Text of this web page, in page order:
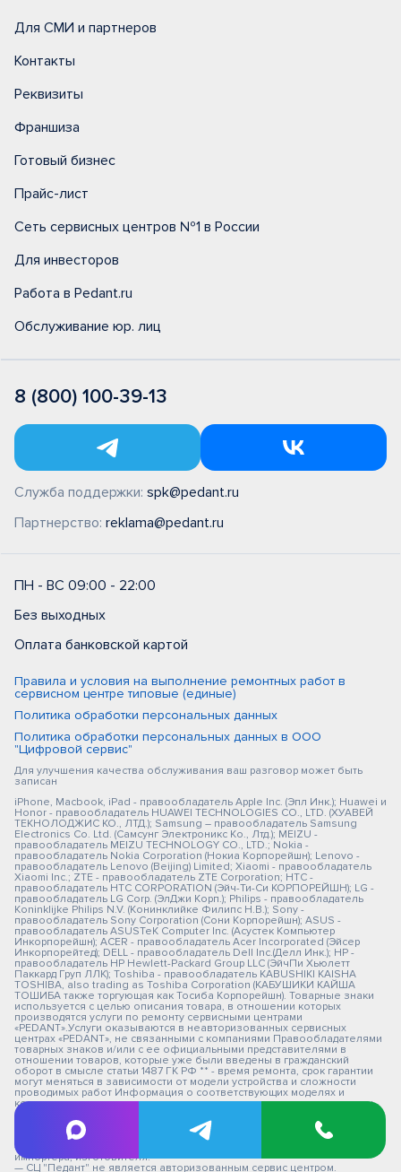
Для СМИ и партнеров
Контакты
Реквизиты
Франшиза
Готовый бизнес
Прайс-лист
Сеть сервисных центров №1 в России
Для инвесторов
Работа в Pedant.ru
Обслуживание юр. лиц
8 (800) 100-39-13
Служба поддержки: spk@pedant.ru
Партнерство: reklama@pedant.ru
ПН - ВС 09:00 - 22:00
Без выходных
Оплата банковской картой
Правила и условия на выполнение ремонтных работ в
сервисном центре типовые (единые)
Политика обработки персональных данных
Политика обработки персональных данных в ООО
"Цифровой сервис"
Для улучшения качества обслуживания ваш разговор может быть
записан
iPhone, Macbook, iPad - правообладатель Apple Inc. (Эпл Инк.); Huawei и
Honor - правообладатель HUAWEI TECHNOLOGIES CO., LTD. (ХУАВЕЙ
ТЕКНОЛОДЖИС КО., ЛТД.); Samsung – правообладатель Samsung
Electronics Co. Ltd. (Самсунг Электроникс Ко., Лтд.); MEIZU -
правообладатель MEIZU TECHNOLOGY CO., LTD.; Nokia -
правообладатель Nokia Corporation (Нокиа Корпорейшн); Lenovo -
правообладатель Lenovo (Beijing) Limited; Xiaomi - правообладатель
Xiaomi Inc.; ZTE - правообладатель ZTE Corporation; HTC -
правообладатель HTC CORPORATION (Эйч-Ти-Си КОРПОРЕЙШН); LG -
правообладатель LG Corp. (ЭлДжи Корп.); Philips - правообладатель
Koninklijke Philips N.V. (Конинклийке Филипс Н.В.); Sony -
правообладатель Sony Corporation (Сони Корпорейшн); ASUS -
правообладатель ASUSTeK Computer Inc. (Асустек Компьютер
Инкорпорейшн); ACER - правообладатель Acer Incorporated (Эйсер
Инкорпорейтед); DELL - правообладатель Dell Inc.(Делл Инк.); HP -
правообладатель HP Hewlett-Packard Group LLC (ЭйчПи Хьюлетт
Паккард Груп ЛЛК); Toshiba - правообладатель KABUSHIKI KAISHA
TOSHIBA, also trading as Toshiba Corporation (КАБУШИКИ КАЙША
ТОШИБА также торгующая как Тосиба Корпорейшн). Товарные знаки
используется с целью описания товара, в отношении которых
производятся услуги по ремонту сервисными центрами
«PEDANT».Услуги оказываются в неавторизованных сервисных
центрах «PEDANT», не связанными с компаниями Правообладателями
товарных знаков и/или с ее официальными представителями в
отношении товаров, которые уже были введены в гражданский
оборот в смысле статьи 1487 ГК РФ ** - время ремонта, срок гарантии
могут меняться в зависимости от модели устройства и сложности
проводимых работ Информация о соответствующих моделях и
комплектациях и их наличии, ценах, возможных выгодах и условиях
приобретения доступна в сервисных центрах Pedant.ru. Не является
публичной офертой. Оферта на сервисное обслуживание
Застрахованного имущества
— СЦ не является уполномоченной организацией продавца,
импортера, изготовителя.
— СЦ "Педант" не является авторизованным сервис центром.